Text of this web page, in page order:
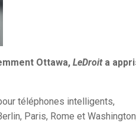
Ottawa, LeDroita
téléphones intelligents,
Paris, Rome et